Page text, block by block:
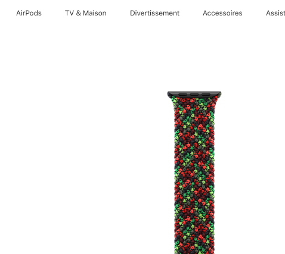
AirPods TV & Maison Divertissements Accessoires